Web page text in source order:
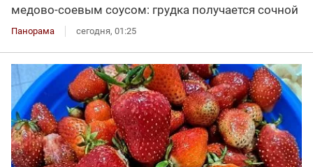
медово-соевым соусом: грудка получается сочной
Панорама сегодня, 01:25